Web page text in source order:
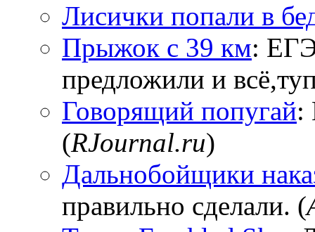
Лисички попали в
Прыжок с 39 км:
предложили и
Говорящий попугай:
(RJournal.ru)
Дальнобойщики
правильно сделали. (